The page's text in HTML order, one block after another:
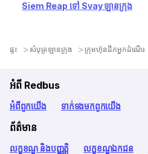
Siem Reap ទៅ Svay ឡានក្រុង
ផ្ទះ សំបុត្រឡានក្រុង ក្រុមហ៊ុនដឹកអ្នកដំណើរ
អំពី Redbus
អំពី​ពួក​យើង ទាក់ទង​មក​ពួក​យើង
ព័ត៌មាន
លក្ខខណ្ឌ និងបញ្ញត្តិ លក្ខខណ្ឌឯកជន